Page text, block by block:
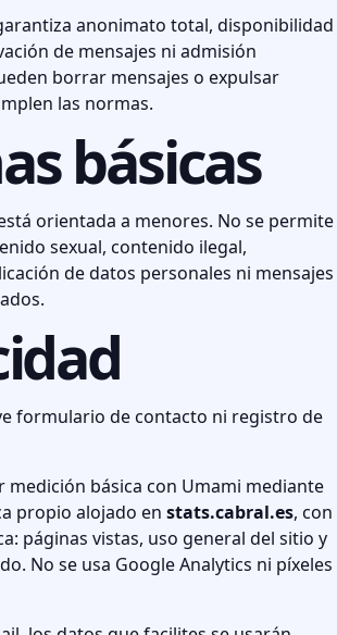
anonimato total, disponibilidad
de mensajes ni admisión
borrar mensajes o expulsar
las normas.
básicas
orientada a menores. No se permite
sexual, contenido ilegal,
de datos personales ni mensajes
formulario de contacto ni registro de
medición básica con Umami mediante
propio alojado en stats.cabral.es, con
páginas vistas, uso general del sitio y
No se usa Google Analytics ni píxeles